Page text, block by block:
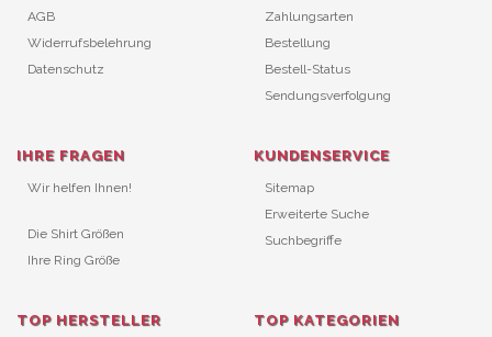
AGB
Widerrufsbelehrung
Datenschutz
Zahlungsarten
Bestellung
Bestell-Status
Sendungsverfolgung
IHRE FRAGEN
Wir helfen Ihnen!
Die Shirt Größen
Ihre Ring Größe
KUNDENSERVICE
Sitemap
Erweiterte Suche
Suchbegriffe
TOP HERSTELLER TOP KATEGORIEN